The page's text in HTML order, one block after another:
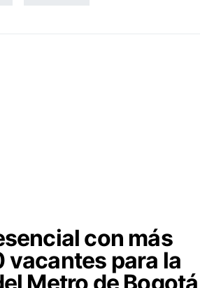
con más
vacantes para la